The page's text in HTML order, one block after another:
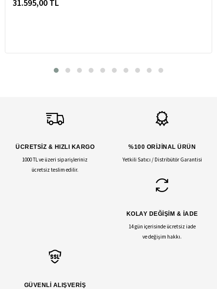
31.595,00 TL
ÜCRETSİZ & HIZLI KARGO
1000 TL ve üzeri siparişleriniz
ücretsiz teslim edilir.
%100 ORİJİNAL ÜRÜN
Yetkili Satıcı / Distribütör Garantisi
KOLAY DEĞİŞİM & İADE
14 gün içerisinde ücretsiz iade
ve değişim hakkı.
GÜVENLİ ALIŞVERİŞ